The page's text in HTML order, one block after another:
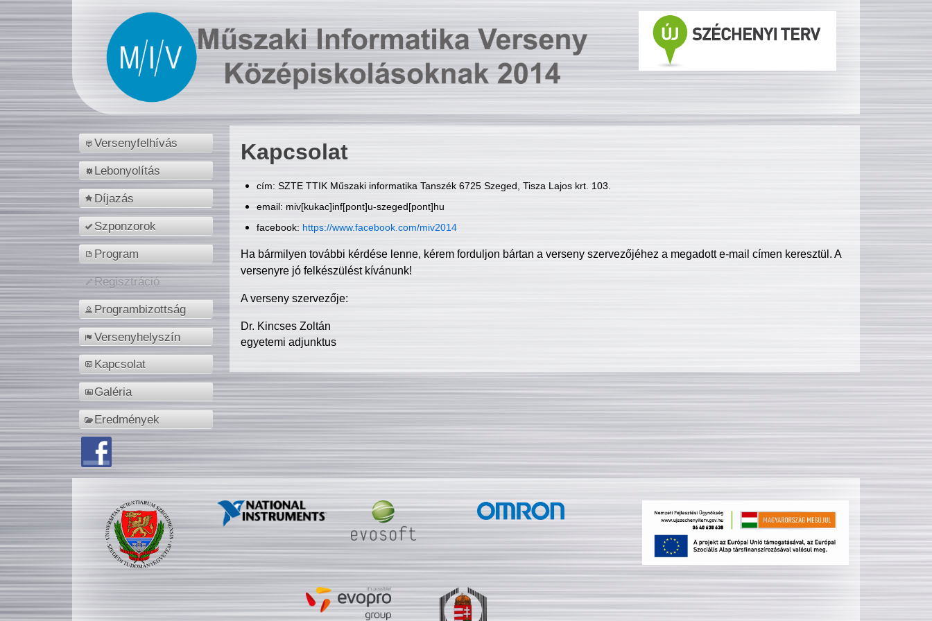
Versenyfelhívás
Lebonyolítás
Díjazás
Szponzorok
Program
Regisztráció
Programbizottság
Versenyhelyszín
Kapcsolat
Galéria
Eredmények
Kapcsolat
cím: SZTE TTIK Műszaki informatika Tanszék 6725 Szeged, Tisza Lajos krt. 103.
email: miv[kukac]inf[pont]u-szeged[pont]hu
facebook: https://www.facebook.com/miv2014
Ha bármilyen további kérdése lenne, kérem forduljon bártan a verseny szervezőjéhez a megadott e-mail címen keresztül. A
versenyre jó felkészülést kívánunk!
A verseny szervezője:
Dr. Kincses Zoltán
egyetemi adjunktus